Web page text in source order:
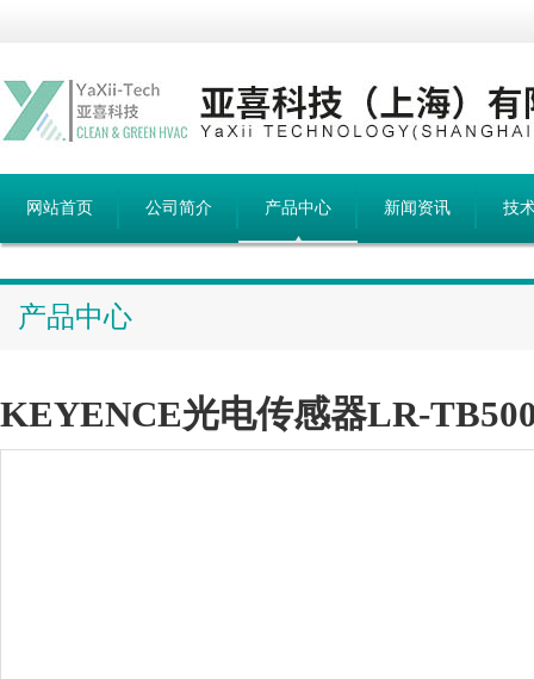
网站首页 公司简介 产品中心 新闻资讯 技
产品中心
KEYENCE光电传感器LR-